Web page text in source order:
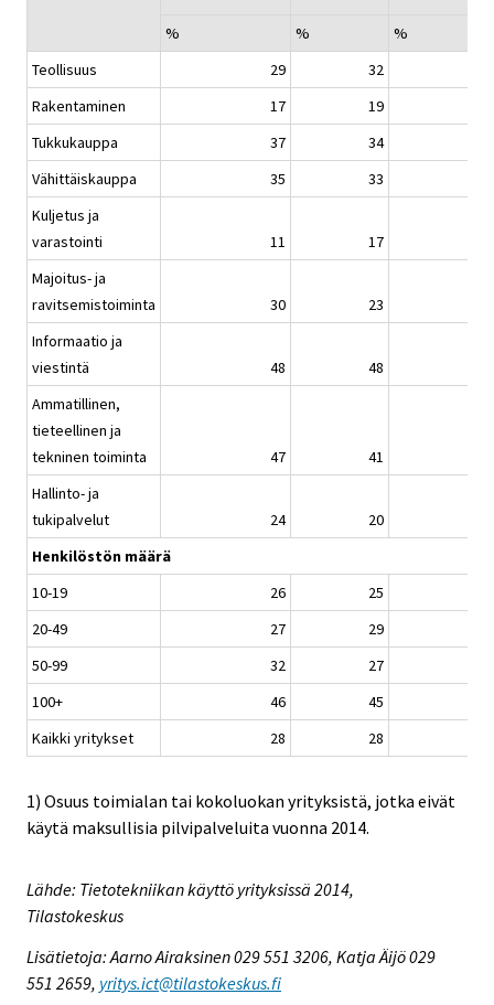
% %
%
Teollisuus
29 32
Rakentaminen
17 19
Tukkukauppa
37 34
Vähittäiskauppa
35 33
Kuljetus ja
varastointi
11 17
Majoitus- ja
ravitsemistoiminta
30 23
Informaatio ja
viestintä
48 48
Ammatillinen,
tieteellinen ja
tekninen toiminta
47 41
Hallinto- ja
tukipalvelut
24 20
Henkilöstön määrä
10-19
26 25
20-49
27 29
50-99
32 27
100+
46 45
Kaikki yritykset
28 28
1) Osuus toimialan tai kokoluokan yrityksistä, jotka eivät
käytä maksullisia pilvipalveluita vuonna 2014.
Lähde: Tietotekniikan käyttö yrityksissä 2014,
Tilastokeskus
Lisätietoja: Aarno Airaksinen 029 551 3206, Katja Äijö 029
551 2659, yritys.ict@tilastokeskus.fi